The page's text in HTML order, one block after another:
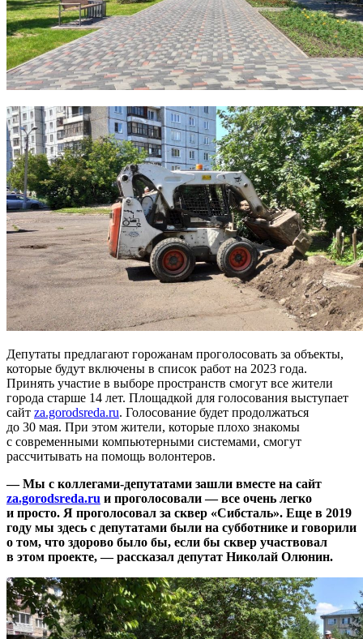
Депутаты предлагают горожанам проголосовать за объекты,
которые будут включены в список работ на 2023 года.
Принять участие в выборе пространств смогут все жители
города старше 14 лет. Площадкой для голосования выступает
сайт za.gorodsreda.ru. Голосование будет продолжаться
до 30 мая. При этом жители, которые плохо знакомы
с современными компьютерными системами, смогут
рассчитывать на помощь волонтеров.
— Мы с коллегами-депутатами зашли вместе на сайт
za.gorodsreda.ru​ и проголосовали — все очень легко
и просто. Я проголосовал за сквер «Сибсталь». Еще в 2019
году мы здесь с депутатами были на субботнике и говорили
о том, что здорово было бы, если бы сквер участвовал
в этом проекте, — рассказал депутат Николай Олюнин.